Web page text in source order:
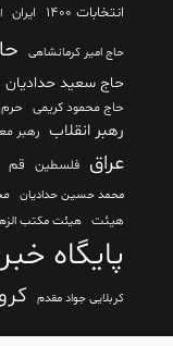
انتخابات ۱۴۰۰ ایران
حاج امیر کرمانشاهی
حاج سعید حدادیان
حاج محمود کریمی
رهبر انقلاب رهبر
عراق فلسطین قم
محمد حسین حدادیان
هیئت هیئت مکتب
پایگاه
کربلایی جواد مقدم